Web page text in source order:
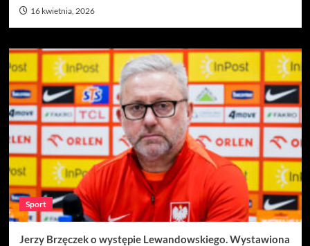
16 kwietnia, 2026
Sport
Jerzy Brzęczek o występie Lewandowskiego. Wystawiona